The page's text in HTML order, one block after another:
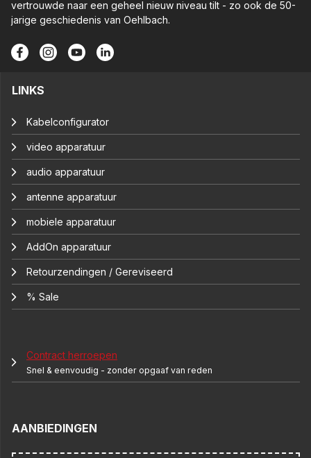
vertrouwde naar een geheel nieuw niveau tilt - zo ook de 50-
jarige geschiedenis van Oehlbach.
LINKS
Kabelconfigurator
video apparatuur
audio apparatuur
antenne apparatuur
mobiele apparatuur
AddOn apparatuur
Retourzendingen / Gereviseerd
% Sale
Contract herroepen
Snel & eenvoudig - zonder opgaaf van reden
AANBIEDINGEN